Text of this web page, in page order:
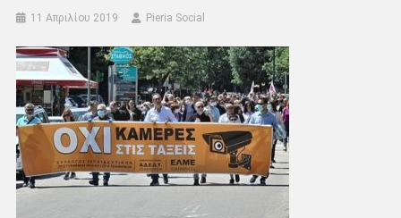
11 Απριλίου 2019 Pieria Social